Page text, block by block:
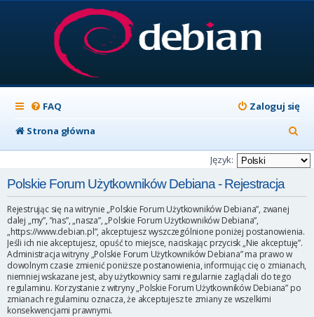
FAQ
Zaloguj się
Strona główna
z
u
j
Język:
Polskie Forum Użytkowników Debiana - Rejestracja
Rejestrując się na witrynie „Polskie Forum Użytkowników Debiana”, zwanej
dalej „my”, ”nas”, „nasza”, „Polskie Forum Użytkowników Debiana”,
„https://www.debian.pl”, akceptujesz wyszczególnione poniżej postanowienia.
Jeśli ich nie akceptujesz, opuść to miejsce, naciskając przycisk „Nie akceptuję”.
Administracja witryny „Polskie Forum Użytkowników Debiana” ma prawo w
dowolnym czasie zmienić poniższe postanowienia, informując cię o zmianach,
niemniej wskazane jest, aby użytkownicy sami regularnie zaglądali do tego
regulaminu. Korzystanie z witryny „Polskie Forum Użytkowników Debiana” po
zmianach regulaminu oznacza, że akceptujesz te zmiany ze wszelkimi
konsekwencjami prawnymi.